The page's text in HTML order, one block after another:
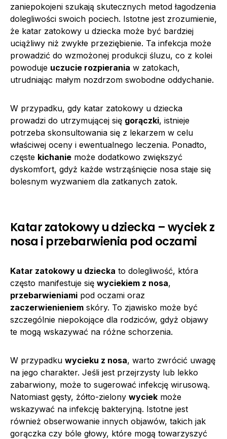
zaniepokojeni szukają skutecznych metod łagodzenia
dolegliwości swoich pociech. Istotne jest zrozumienie,
że katar zatokowy u dziecka może być bardziej
uciążliwy niż zwykłe przeziębienie. Ta infekcja może
prowadzić do wzmożonej produkcji śluzu, co z kolei
powoduje uczucie rozpierania w zatokach,
utrudniając małym nozdrzom swobodne oddychanie.
W przypadku, gdy katar zatokowy u dziecka
prowadzi do utrzymującej się gorączki, istnieje
potrzeba skonsultowania się z lekarzem w celu
właściwej oceny i ewentualnego leczenia. Ponadto,
częste kichanie może dodatkowo zwiększyć
dyskomfort, gdyż każde wstrząśnięcie nosa staje się
bolesnym wyzwaniem dla zatkanych zatok.
Katar zatokowy u dziecka – wyciek z
nosa i przebarwienia pod oczami
Katar zatokowy u dziecka to dolegliwość, która
często manifestuje się wyciekiem z nosa,
przebarwieniami pod oczami oraz
zaczerwienieniem skóry. To zjawisko może być
szczególnie niepokojące dla rodziców, gdyż objawy
te mogą wskazywać na różne schorzenia.
W przypadku wycieku z nosa, warto zwrócić uwagę
na jego charakter. Jeśli jest przejrzysty lub lekko
zabarwiony, może to sugerować infekcję wirusową.
Natomiast gęsty, żółto-zielony wyciek może
wskazywać na infekcję bakteryjną. Istotne jest
również obserwowanie innych objawów, takich jak
gorączka czy bóle głowy, które mogą towarzyszyć